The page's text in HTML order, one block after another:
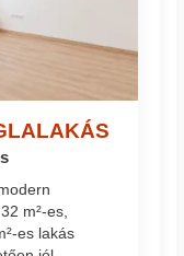
m²-es,
es lakás